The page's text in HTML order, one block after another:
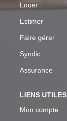
Louer
Estimer
Faire gérer
Syndic
Assurance
LIENS UTILES
Mon compte